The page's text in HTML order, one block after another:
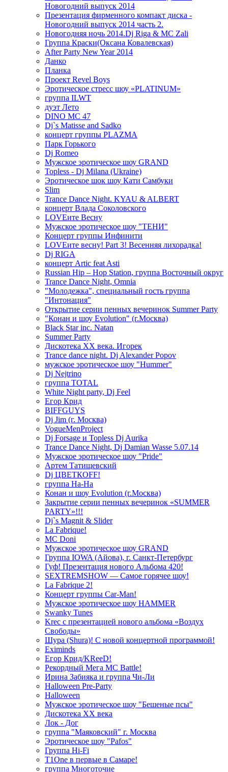
Новогодний выпуск 2014
Презентация фирменного компакт диска -
Новогодний выпуск 2014 часть 2.
Новогодняя ночь 2014.Dj Riga & MC Zali
Группа Краски(Оксана Ковалевская)
After Party New Year 2014
Данко
Планка
Проект Revel Boys
Эротическое стресс шоу «PLATINUM»
группа ILWT
дуэт Лето
DINO MC 47
Dj`s Matisse and Sadko
концерт группы PLAZMA
Парк Горького
Dj Romeo
Мужское эротическое шоу GRAND
Topless - Dj Milana (Ukraine)
Эротическое шок шоу Кати Самбуки
Slim
Trance Dance Night. KYAU & ALBERT
концерт Влада Соколовского
LOVEите Весну
Мужское эротическое шоу "ТЕНИ"
Концерт группы Инфинити
LOVEите весну! Part 3! Весенняя лихорадка!
Dj RIGA
концерт Artic feat Asti
Russian Hip – Hop Station, группа Восточный округ
Trance Dance Night, Omnia
"Молодежка", специальный гость группа
"Интонация"
Открытие серии пенных вечеринок Summer Party
"Конан и шоу Evolution" (г.Москва)
Black Star inc. Natan
Summer Party
Дискотека ХХ века. Игорек
Trance dance night. Dj Alexander Popov
мужское эротическое шоу "Hummer"
Dj Nejtrino
группа TOTAL
White Night party, Dj Feel
Егор Крид
BIFFGUYS
Dj Jim (г. Москва)
VogueMenProject
Dj Forsage и Topless Dj Aurika
Trance Dance Night, Dj Damian Wasse 5.07.14
Мужское эротическое шоу "Pride"
Артем Татищевский
Dj ЦВЕТКOFF!
группа На-На
Конан и шоу Evolution (г.Москва)
Закрытие серии пенных вечеринок «SUMMER
PARTY»!!!
Dj`s Magnit & Slider
La Fabrique!
MC Doni
Мужское эротическое шоу GRAND
Группа IOWA (Айова), г. Санкт-Петербург
Гуф! Презентация нового Альбома 420!
SEXTREMSHOW — Самое горячее шоу!
La Fabrique 2!
Концерт группы Car-Man!
Мужское эротическое шоу HAMMER
Swanky Tunes
Krec с презентацией нового альбома «Воздух
Свободы»
Шура (Shura)! С новой концертной программой!
Eximinds
Егор Крид/KReeD!
Рекордный Мега МС Battle!
Ирина Забияка и группа Чи-Ли
Halloween Pre-Party
Halloween
Мужское эротическое шоу "Бешеные псы"
Дискотека ХХ века
Лок - Дог
группа "Маяковский" г. Москва
Эротическое шоу "Pafos"
Группа Hi-Fi
T1One в первые в Самаре!
группа Многоточие